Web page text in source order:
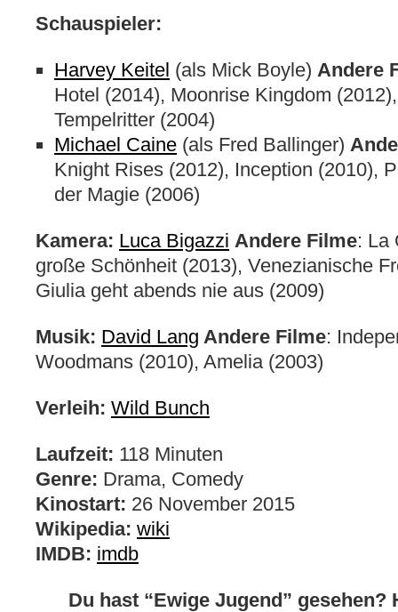
Schauspieler:
Harvey Keitel (als Mick Boyle) Andere
Hotel (2014), Moonrise Kingdom
Tempelritter (2004)
Michael Caine (als Fred Ballinger)
Knight Rises (2012), Inception (2010),
der Magie (2006)
Kamera: Luca Bigazzi Andere Filme: La
große Schönheit (2013), Venezianische
Giulia geht abends nie aus (2009)
Musik: David Lang Andere Filme:
Woodmans (2010), Amelia (2003)
Verleih: Wild Bunch
Laufzeit: 118 Minuten
Genre: Drama, Comedy
Kinostart: 26 November 2015
Wikipedia: wiki
IMDB: imdb
Du hast “Ewige Jugend” gesehen?